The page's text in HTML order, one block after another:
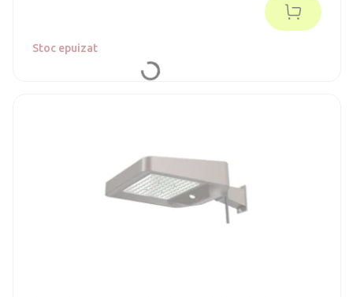
Stoc epuizat